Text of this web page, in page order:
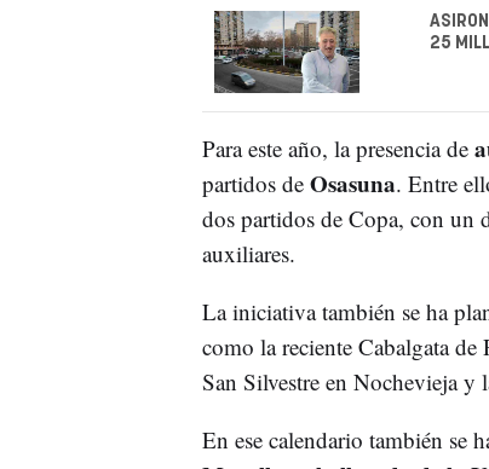
25
Para este año, la presencia de
partidos de Osasuna. Entre
dos partidos de Copa, con un
auxiliares.
La iniciativa también se ha
como la reciente Cabalgata
San Silvestre en Nochevieja y
En ese calendario también se